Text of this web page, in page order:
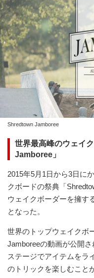
Shredtown Jamboree
世界最高峰のウェイ
Jamboree」
2015年5月1日から3日に
クボードの祭典「
ウェイクボーダーを擁す
となった。
世界のトップウェイクボ
Jamboreeの動画が公開
ステージでアイテムをラ
のトリックを楽しむこと